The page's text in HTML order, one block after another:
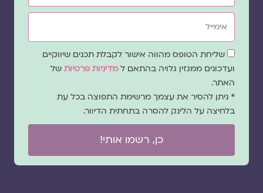
אימייל
שדהשליחת הטופס מהווה אישור לקבלת תכנים שיווקיים
ועדכונים ממגזין גלויה בהתאם למדיניות פרטיות של
האתר.
* ניתן להסיר את עצמך מרשימת התפוצה בכל עת
בלחיצה על הלינק להסרה בתחתית הדיוור.
כן, רשמו אותי!